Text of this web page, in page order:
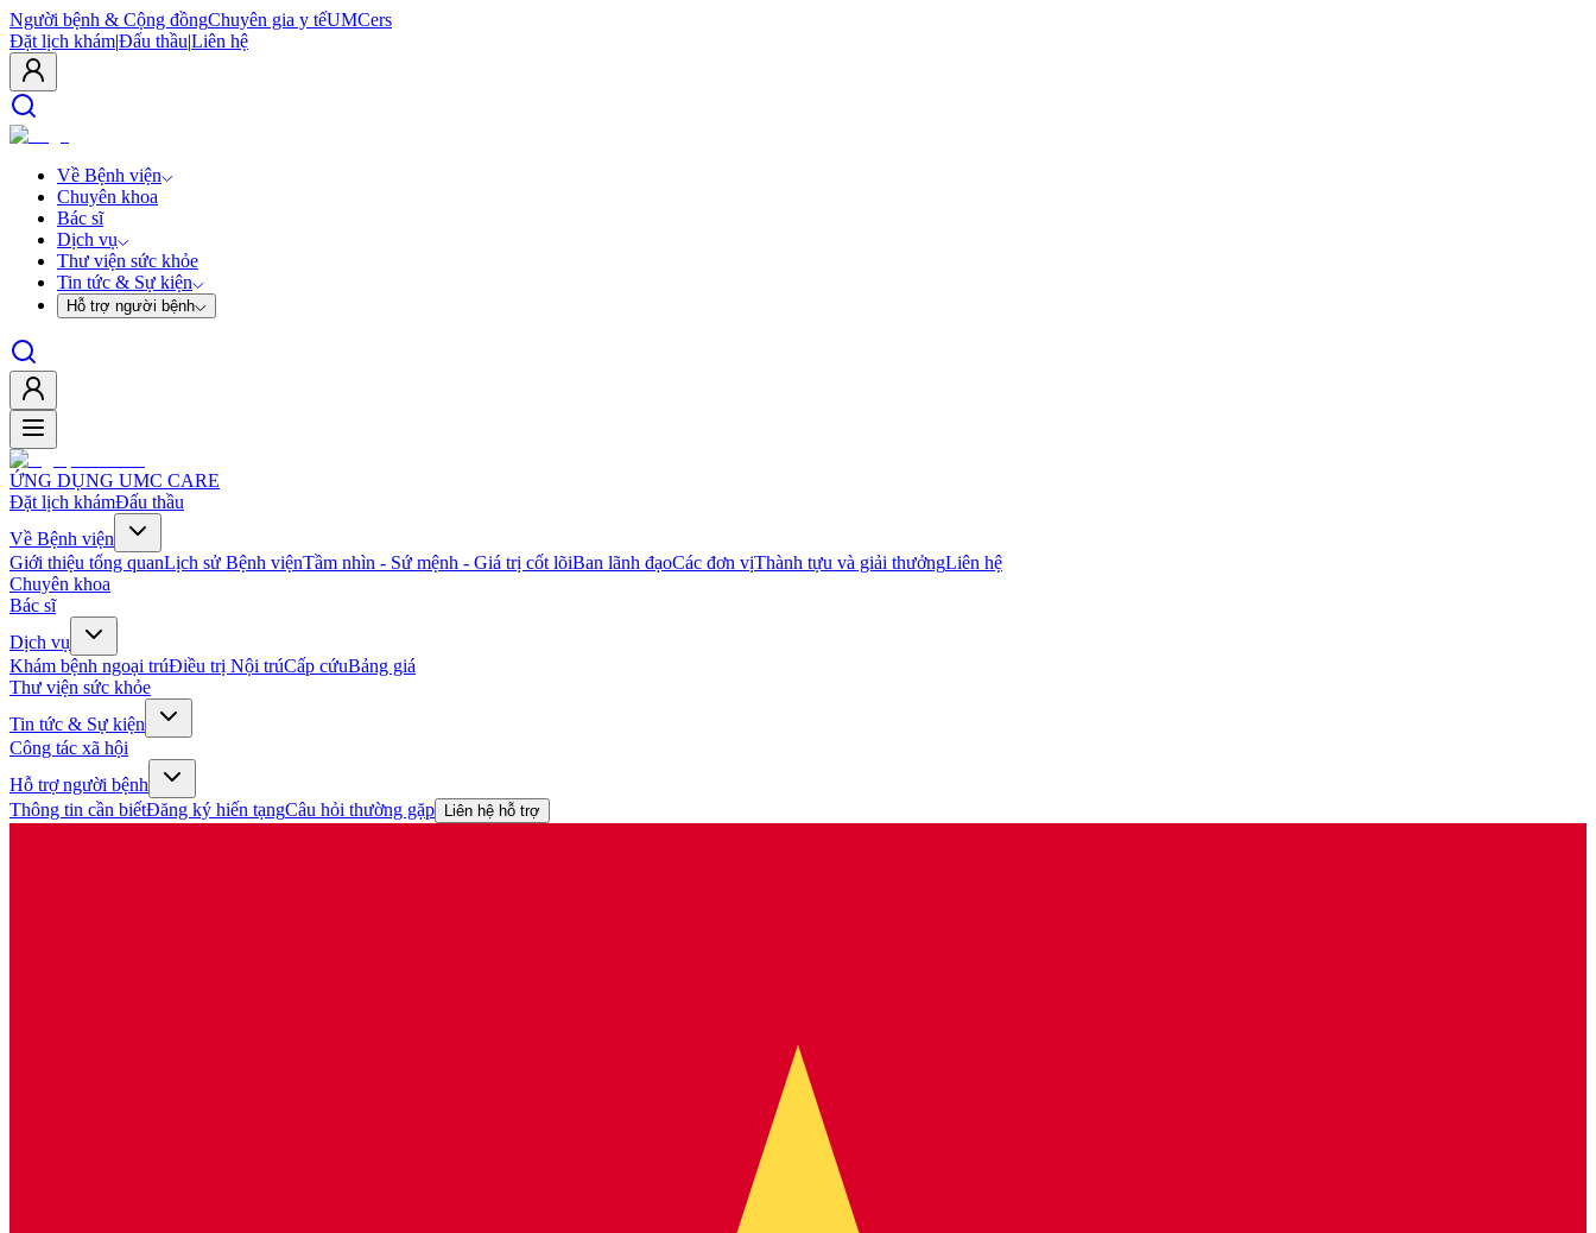
Người bệnh & Cộng đồngChuyên gia y tếUMCers
Đặt lịch khám|Đấu thầu|Liên hệ
Về Bệnh viện
Chuyên khoa
Bác sĩ
Dịch vụ
Thư viện sức khỏe
Tin tức & Sự kiện
Hỗ trợ người bệnh
ỨNG DỤNG UMC CARE
Đặt lịch khámĐấu thầu
Về Bệnh viện
Giới thiệu tổng quanLịch sử Bệnh việnTầm nhìn - Sứ mệnh - Giá trị cốt lõiBan lãnh đạoCác đơn vịThành tựu và giải thưởngLiên hệ
Chuyên khoa
Bác sĩ
Dịch vụ
Khám bệnh ngoại trúĐiều trị Nội trúCấp cứuBảng giá
Thư viện sức khỏe
Tin tức & Sự kiện
Công tác xã hội
Hỗ trợ người bệnh
Thông tin cần biếtĐăng ký hiến tạngCâu hỏi thường gặp Liên hệ hỗ trợ